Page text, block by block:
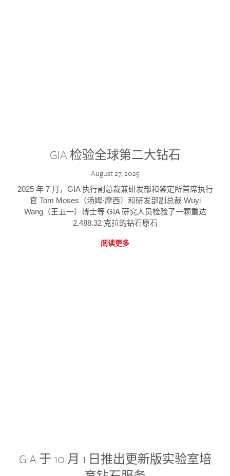
GIA 检验全球第二大钻石
August 27, 2025
2025 年 7 月，GIA 执行副总裁兼研发部和鉴定所首席执行
官 Tom Moses（汤姆·摩西）和研发部副总裁 Wuyi
Wang（王五一）博士等 GIA 研究人员检验了一颗重达
2,488.32 克拉的钻石原石
阅读更多
GIA 于 10 月 1 日推出更新版实验室培